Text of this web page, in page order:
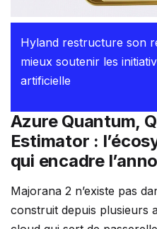
Hyland restructure son
mieux soutenir les
artificielle
Azure Quantum,
Estimator :
qui encadre
Majorana 2 n’existe pas
construit depuis plusieurs